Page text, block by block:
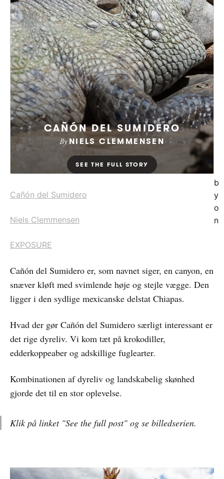
Cañón del Sumidero
b
y
Niels Clemmensen
o
n
EXPOSURE
Cañón del Sumidero er, som navnet siger, en canyon, en
snæver kløft med svimlende høje og stejle vægge. Den
ligger i den sydlige mexicanske delstat Chiapas.
Hvad der gør Cañón del Sumidero særligt interessant er
det rige dyreliv. Vi kom tæt på krokodiller,
edderkoppeaber og adskillige fuglearter.
Kombinationen af dyreliv og landskabelig skønhed
gjorde det til en stor oplevelse.
Klik på linket "See the full post" og se billedserien.